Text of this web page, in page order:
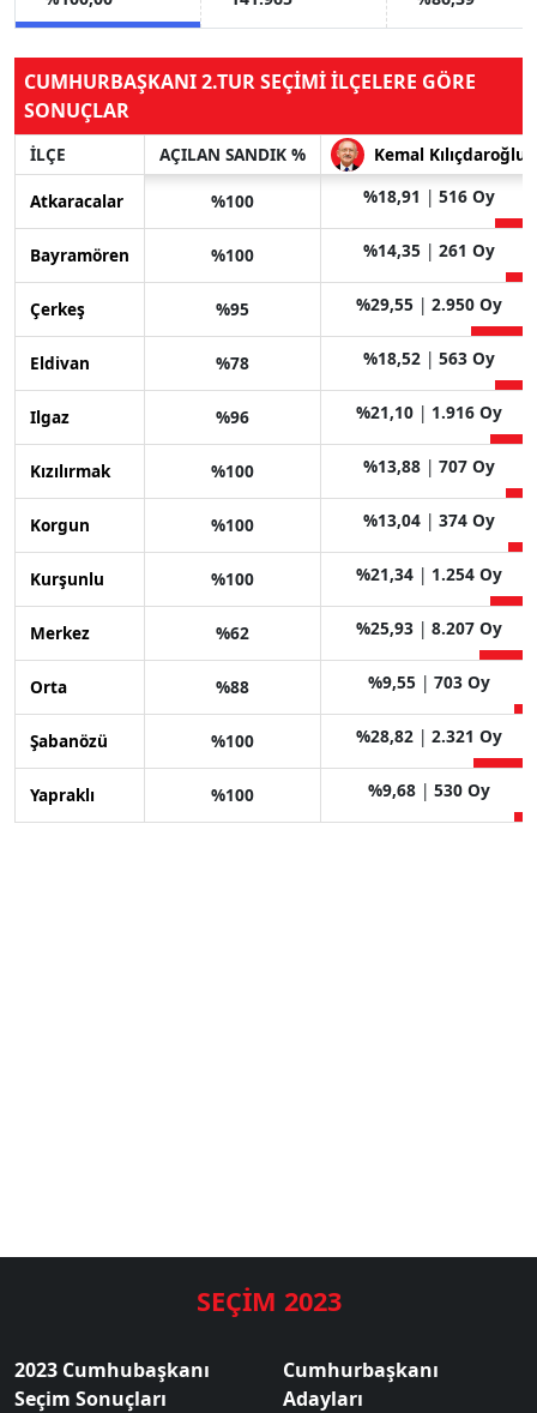
CUMHURBAŞKANI 2.TUR SEÇİMİ İLÇELERE GÖRE
SONUÇLAR
İLÇE AÇILAN SANDIK % Kemal Kılıçdaroğlu
Atkaracalar %100 %18,91 | 516 Oy
Bayramören %100 %14,35| 261 Oy
Çerkeş %95 %29,55| 2.950 Oy
Eldivan %78 %18,52| 563 Oy
Ilgaz %96 %21,10| 1.916 Oy
Kızılırmak %100 %13,88| 707 Oy
Korgun %100 %13,04| 374 Oy
Kurşunlu %100 %21,34| 1.254 Oy
Merkez %62 %25,93| 8.207 Oy
Orta %88 %9,55| 703 Oy
Şabanözü %100 %28,82| 2.321 Oy
Yapraklı %100 %9,68| 530 Oy
SEÇİM 2023
2023 Cumhubaşkanı
Seçim Sonuçları
Cumhurbaşkanı
Adayları